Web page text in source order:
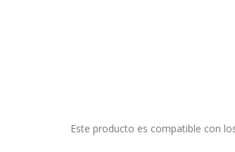
Este producto es compatible con
Cookies